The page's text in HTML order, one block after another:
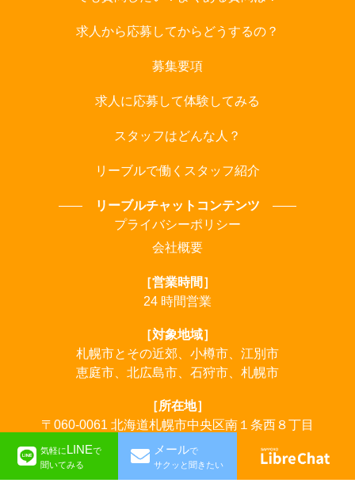
求人から応募してからどうするの？
募集要項
求人に応募して体験してみる
スタッフはどんな人？
リーブルで働くスタッフ紹介
リーブルチャットコンテンツ
プライバシーポリシー
会社概要
［営業時間］
24 時間営業
［対象地域］
札幌市とその近郊、小樽市、江別市
恵庭市、北広島市、石狩市、札幌市
［所在地］
〒060-0061 北海道札幌市中央区南１条西８丁目
©︎LibreChat
気軽にLINEで
聞いてみる
メールで
サクッと聞きたい